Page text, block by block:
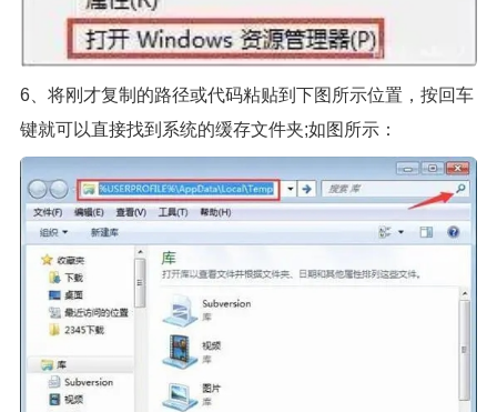
6、将刚才复制的路径或代码粘贴到下图所示位置，按回车
键就可以直接找到系统的缓存文件夹;如图所示：